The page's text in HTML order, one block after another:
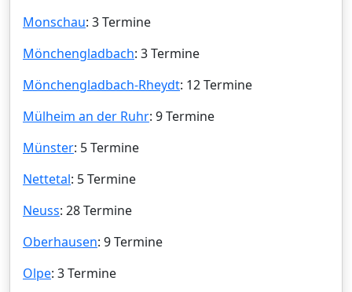
Monschau: 3 Termine
Mönchengladbach: 3 Termine
Mönchengladbach-Rheydt: 12 Termine
Mülheim an der Ruhr: 9 Termine
Münster: 5 Termine
Nettetal: 5 Termine
Neuss: 28 Termine
Oberhausen: 9 Termine
Olpe: 3 Termine